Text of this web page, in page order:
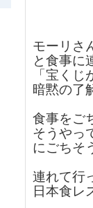
モーリさ
と食事に
「宝く
暗黙の了
食事をご
そうやっ
にごちそ
連れて行
日本食レ